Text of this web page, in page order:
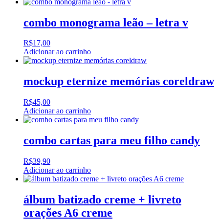
combo monograma leão – letra v
R$17,00
Adicionar ao carrinho
mockup eternize memórias coreldraw
R$45,00
Adicionar ao carrinho
combo cartas para meu filho candy
R$39,90
Adicionar ao carrinho
álbum batizado creme + livreto
orações A6 creme